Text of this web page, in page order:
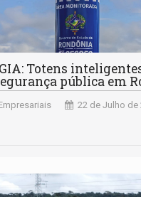
Totens
pública em
22 de Julho de